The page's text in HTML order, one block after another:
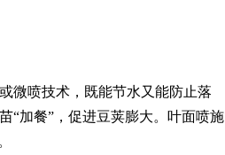
微喷技术，既能节水又能防止落
“加餐”，促进豆荚膨大。叶面喷施